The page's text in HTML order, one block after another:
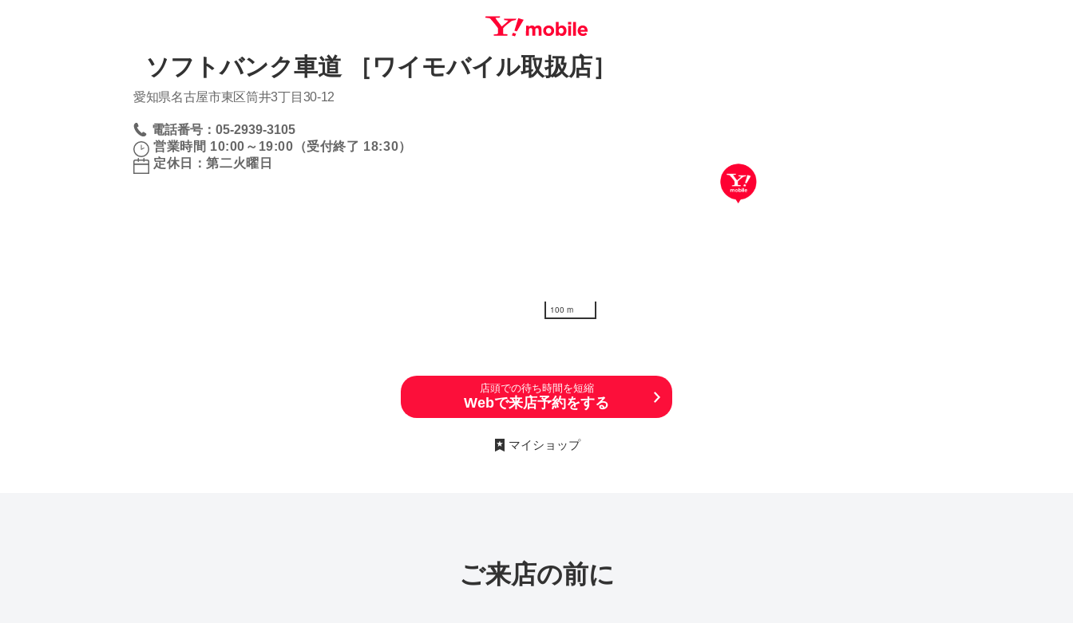
ソフトバンク車道 ［ワイモバイル取扱店］
愛知県名古屋市東区筒井3丁目30‐12
電話番号：05-2939-3105
営業時間 10:00～19:00（受付終了 18:30）
定休日：第二火曜日
100 m
店頭での待ち時間を短縮
Webで来店予約をする
マイショップ
ご来店の前に